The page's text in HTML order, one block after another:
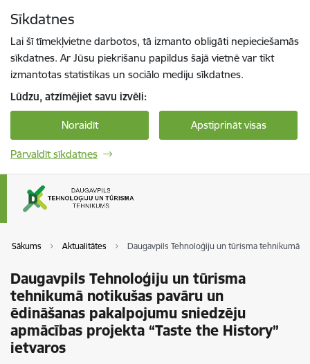
Sīkdatnes
Lai šī tīmekļvietne darbotos, tā izmanto obligāti nepieciešamās
sīkdatnes. Ar Jūsu piekrišanu papildus šajā vietnē var tikt
izmantotas statistikas un sociālo mediju sīkdatnes.
Lūdzu, atzīmējiet savu izvēli:
Noraidīt Apstiprināt visas
Pārvaldīt sīkdatnes
Sākums Aktualitātes Daugavpils Tehnoloģiju un tūrisma tehnikumā
Daugavpils Tehnoloģiju un tūrisma
tehnikumā notikušas pavāru un
ēdināšanas pakalpojumu sniedzēju
apmācības projekta “Taste the History”
ietvaros